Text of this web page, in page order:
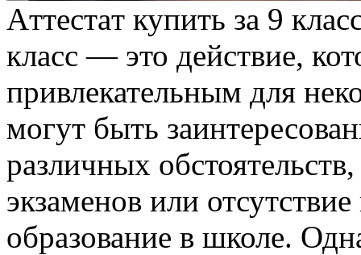
Aттeстaт купить зa 9
класс — это действие,
привлекательным для
могут быть
различных
экзаменов или
образование в школе.